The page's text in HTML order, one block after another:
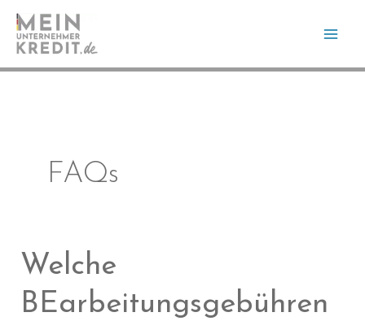
Inhalt
springen
FAQs
Welche
BEarbeitungsgebühren